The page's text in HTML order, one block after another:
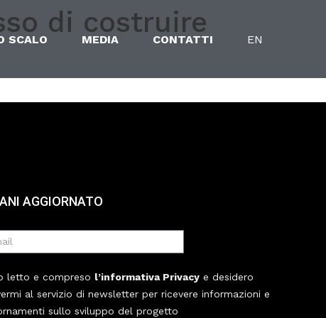
SCALO MEDIA CONTATTI EN
di costruire
AGGIORNATO
letto e compreso l’informativa Privacy e desidero
al servizio di newsletter per ricevere informazioni e
sullo sviluppo del progetto